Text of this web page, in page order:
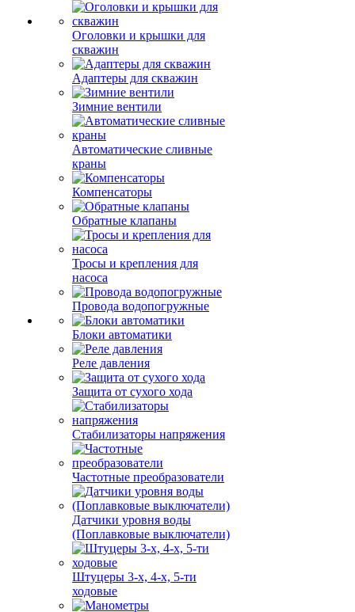
Оголовки и крышки для
скважин
Адаптеры для скважин
Зимние вентили
Автоматические сливные
краны
Компенсаторы
Обратные клапаны
Тросы и крепления для
насоса
Провода водопогружные
Блоки автоматики
Реле давления
Защита от сухого хода
Стабилизаторы напряжения
Частотные преобразователи
Датчики уровня воды
(Поплавковые выключатели)
Штуцеры 3-х, 4-х, 5-ти
ходовые